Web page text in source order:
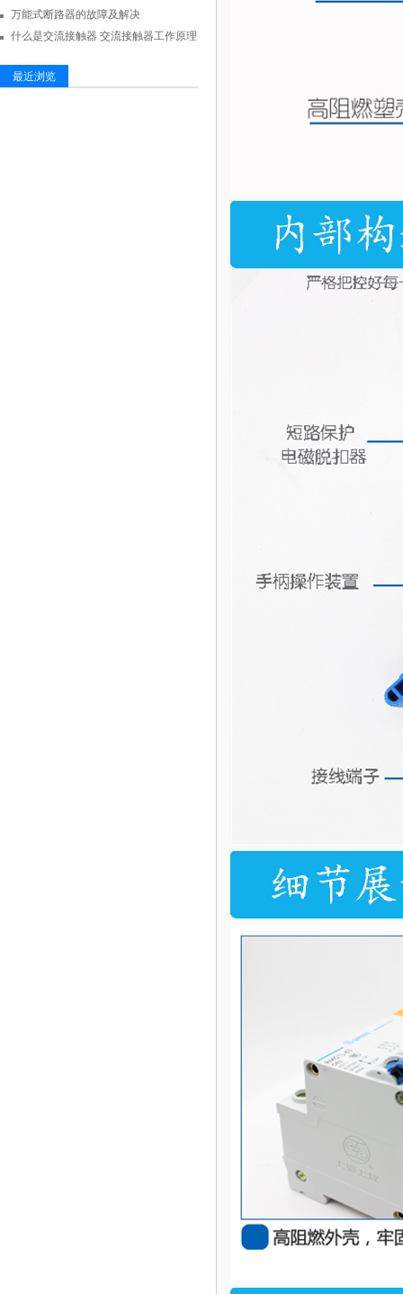
万能式断路器的故障及解决
什么是交流接触器 交流接触器工作原理
最近浏览